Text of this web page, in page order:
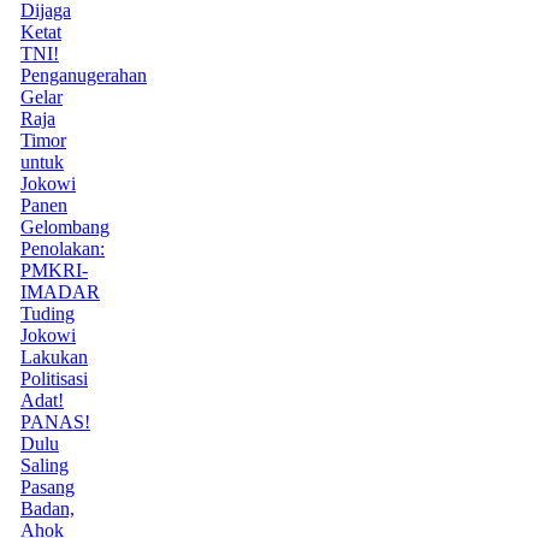
Dijaga
Ketat
TNI!
Penganugerahan
Gelar
Raja
Timor
untuk
Jokowi
Panen
Gelombang
Penolakan:
PMKRI-
IMADAR
Tuding
Jokowi
Lakukan
Politisasi
Adat!
PANAS!
Dulu
Saling
Pasang
Badan,
Ahok